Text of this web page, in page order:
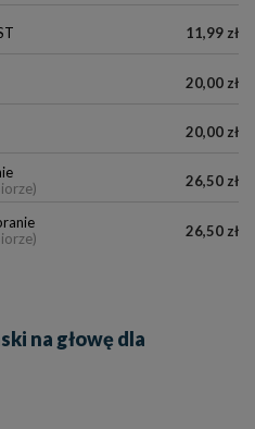
11,99 zł
20,00 zł
20,00 zł
26,50 zł
26,50 zł
na głowę dla